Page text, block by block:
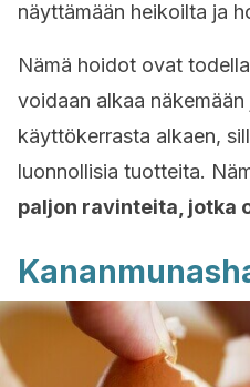
näyttämään heikoilta ja
Nämä hoidot ovat
voidaan alkaa
käyttökerrasta alkaen,
luonnollisia tuotteita.
paljon ravinteita, jotka